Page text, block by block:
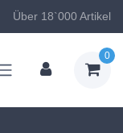
Über 18`000 Artikel
0